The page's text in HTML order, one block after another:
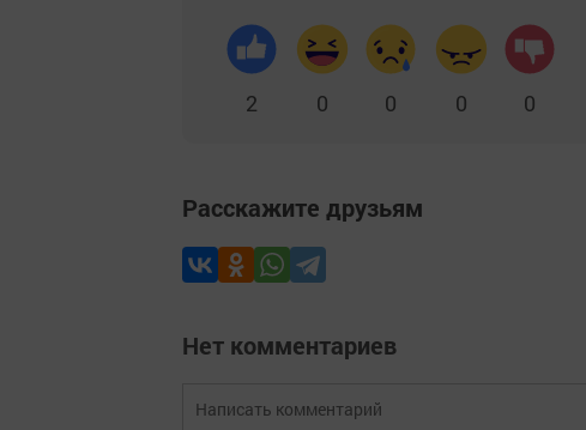
2 0 0 0 0
Расскажите друзьям
Нет комментариев